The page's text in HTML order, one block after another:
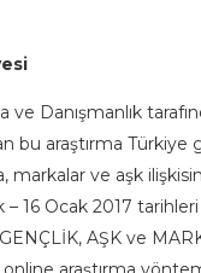
ve Danışmanlık
bu araştırma Türkiye
markalar ve aşk
– 16 Ocak 2017 tarihleri
AŞK ve